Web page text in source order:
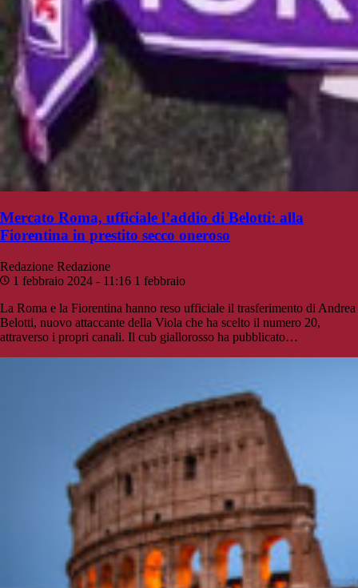
Mercato Roma, ufficiale l’addio di Belotti: alla
Fiorentina in prestito secco oneroso
Redazione Redazione
1 febbraio 2024 - 11:16 1 febbraio
La Roma e la Fiorentina hanno reso ufficiale il trasferimento di Andrea
Belotti, nuovo attaccante della Viola che ha scelto il numero 20,
attraverso i propri canali. Il cub giallorosso ha pubblicato…